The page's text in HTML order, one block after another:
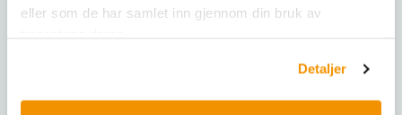
eller som de har samlet inn gjennom din bruk av
Detaljer